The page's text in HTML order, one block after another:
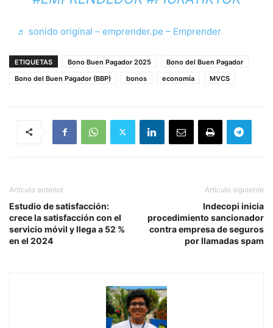
♬ sonido original – emprender.pe – Emprender
ETIQUETAS Bono Buen Pagador 2025
Bono del Buen Pagador
Bono del Buen Pagador (BBP)
bonos economía MVCS
Artículo anterior
Estudio de satisfacción:
crece la satisfacción con el
servicio móvil y llega a 52 %
en el 2024
Artículo siguiente
Indecopi inicia
procedimiento sancionador
contra empresa de seguros
por llamadas spam